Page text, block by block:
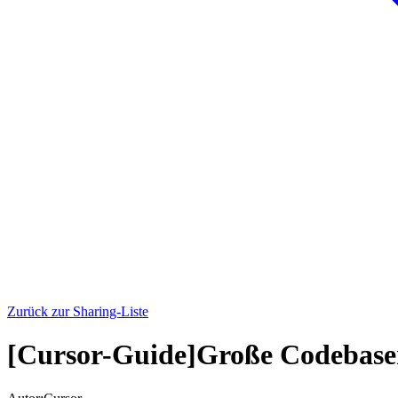
Zurück zur Sharing-Liste
[Cursor-Guide]Große